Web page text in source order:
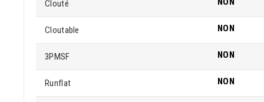
Clouté
Cloutable NON
3PMSF NON
Runflat NON